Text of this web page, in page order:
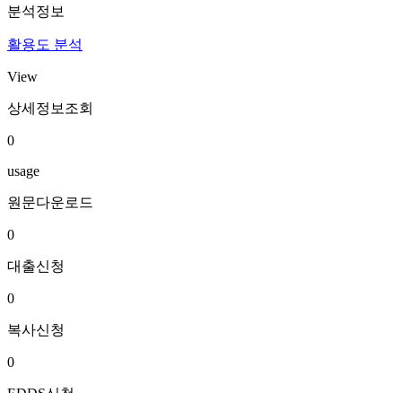
분석정보
활용도 분석
View
상세정보조회
0
usage
원문다운로드
0
대출신청
0
복사신청
0